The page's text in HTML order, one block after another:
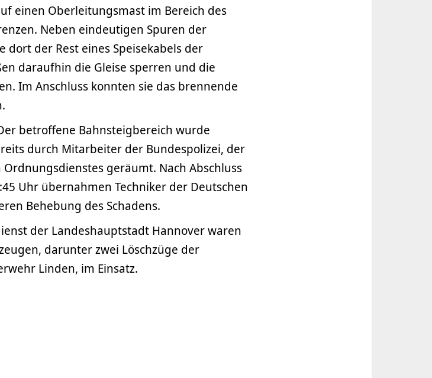
einen Oberleitungsmast im Bereich des
Neben eindeutigen Spuren der
der Rest eines Speisekabels der
daraufhin die Gleise sperren und die
Im Anschluss konnten sie das brennende
betroffene Bahnsteigbereich wurde
durch Mitarbeiter der Bundespolizei, der
geräumt. Nach Abschluss
Uhr übernahmen Techniker der Deutschen
Behebung des Schadens.
der Landeshauptstadt Hannover waren
darunter zwei Löschzüge der
Linden, im Einsatz.